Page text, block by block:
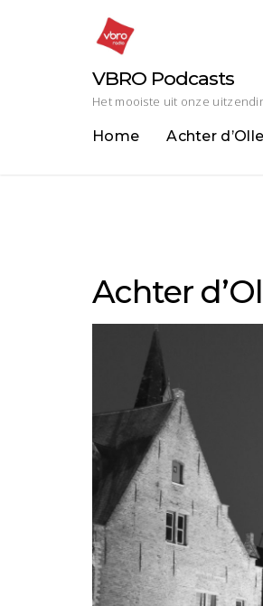
VBRO Podcasts
Het mooiste uit onze
Home Achter
Achter